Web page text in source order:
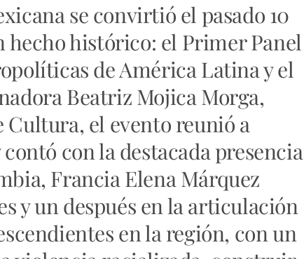
se convirtió el pasado 10
hecho histórico: el Primer Panel
de América Latina y el
Beatriz Mojica Morga,
Cultura, el evento reunió a
con la destacada presencia
Francia Elena Márquez
y un después en la articulación
en la región, con un